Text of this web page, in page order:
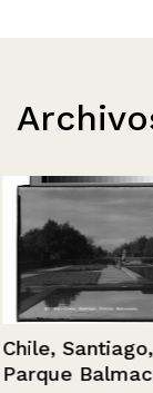
Chile, Santiago,
Parque